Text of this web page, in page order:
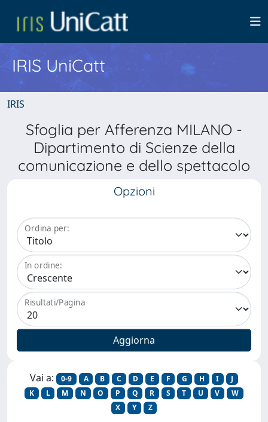
IRIS UniCatt
IRIS
Sfoglia per Afferenza MILANO -
Dipartimento di Scienze della
comunicazione e dello spettacolo
Opzioni
Ordina per:
In ordine:
Risultati/Pagina
Vai a: 0-9 A B C D E F G H I
J
K
L M N O P Q R S T U V
W
X
Y Z